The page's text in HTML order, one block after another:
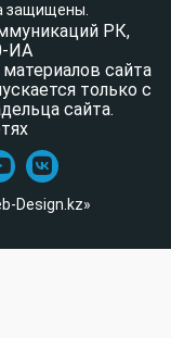
защищены.
РК,
ИА
сайта
только с
сайта.
Design.kz»